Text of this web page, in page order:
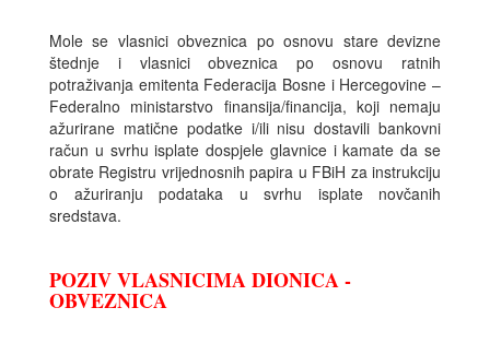
Mole se vlasnici obveznica po osnovu stare devizne
štednje i vlasnici obveznica po osnovu ratnih
potraživanja emitenta Federacija Bosne i Hercegovine –
Federalno ministarstvo finansija/financija, koji nemaju
ažurirane matične podatke i/ili nisu dostavili bankovni
račun u svrhu isplate dospjele glavnice i kamate da se
obrate Registru vrijednosnih papira u FBiH za instrukciju
o ažuriranju podataka u svrhu isplate novčanih
sredstava.
POZIV VLASNICIMA DIONICA -
OBVEZNICA